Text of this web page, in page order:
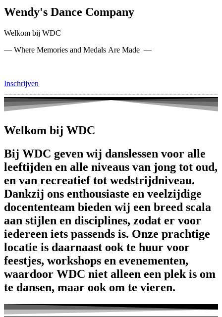
Wendy's Dance Company
Welkom bij WDC
— Where Memories and Medals Are Made —
Inschrijven
Welkom bij WDC
Bij WDC geven wij danslessen voor alle
leeftijden en alle niveaus van jong tot oud,
en van recreatief tot wedstrijdniveau.
Dankzij ons enthousiaste en veelzijdige
docententeam bieden wij een breed scala
aan stijlen en disciplines, zodat er voor
iedereen iets passends is. Onze prachtige
locatie is daarnaast ook te huur voor
feestjes, workshops en evenementen,
waardoor WDC niet alleen een plek is om
te dansen, maar ook om te vieren.